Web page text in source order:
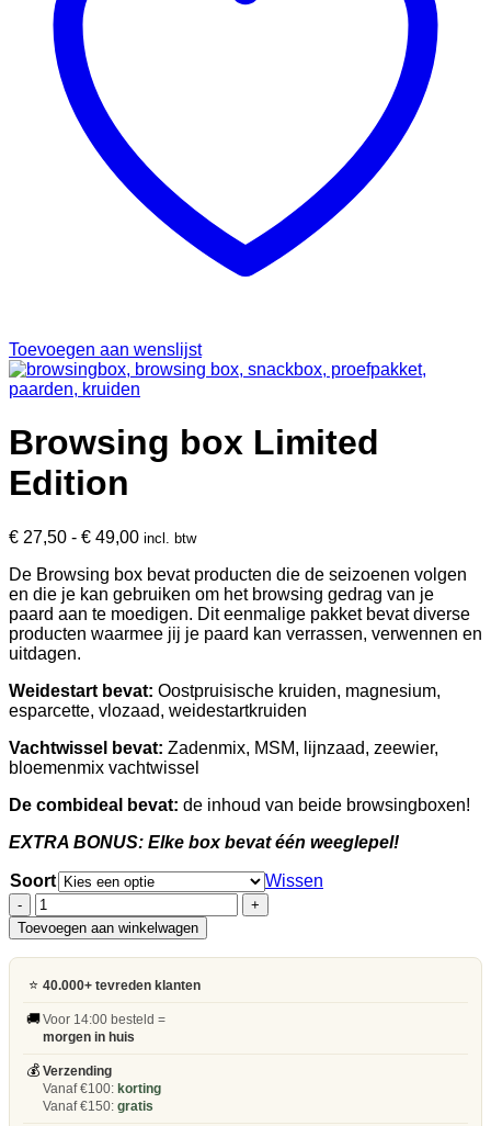
Toevoegen aan wenslijst
Browsing box Limited
Edition
€ 27,50 - € 49,00Prijsklasse:
tot
€ 49,00
incl. btw
De Browsing box bevat producten die de seizoenen volgen
en die je kan gebruiken om het browsing gedrag van je
paard aan te moedigen. Dit eenmalige pakket bevat diverse
producten waarmee jij je paard kan verrassen, verwennen en
uitdagen.
Weidestart bevat: Oostpruisische kruiden, magnesium,
esparcette, vlozaad, weidestartkruiden
Vachtwissel bevat: Zadenmix, MSM, lijnzaad, zeewier,
bloemenmix vachtwissel
De combideal bevat: de inhoud van beide browsingboxen!
EXTRA BONUS: Elke box bevat één weeglepel!
Soort
Wissen
Browsing
box
Limited
Edition
aantal
Toevoegen aan winkelwagen
⭐ 40.000+ tevreden klanten
🚚Voor 14:00 besteld =
morgen in huis
💰 Verzending
Vanaf €100: korting
Vanaf €150: gratis